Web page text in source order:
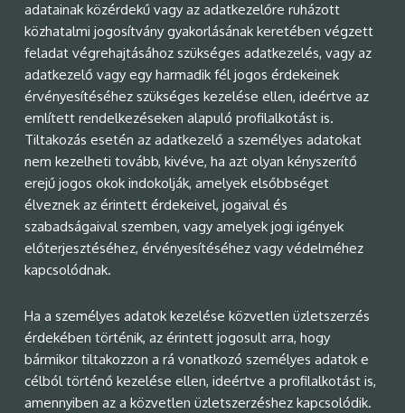
adatainak közérdekű vagy az adatkezelőre ruházott
közhatalmi jogosítvány gyakorlásának keretében végzett
feladat végrehajtásához szükséges adatkezelés, vagy az
adatkezelő vagy egy harmadik fél jogos érdekeinek
érvényesítéséhez szükséges kezelése ellen, ideértve az
említett rendelkezéseken alapuló profilalkotást is.
Tiltakozás esetén az adatkezelő a személyes adatokat
nem kezelheti tovább, kivéve, ha azt olyan kényszerítő
erejű jogos okok indokolják, amelyek elsőbbséget
élveznek az érintett érdekeivel, jogaival és
szabadságaival szemben, vagy amelyek jogi igények
előterjesztéséhez, érvényesítéséhez vagy védelméhez
kapcsolódnak.
Ha a személyes adatok kezelése közvetlen üzletszerzés
érdekében történik, az érintett jogosult arra, hogy
bármikor tiltakozzon a rá vonatkozó személyes adatok e
célból történő kezelése ellen, ideértve a profilalkotást is,
amennyiben az a közvetlen üzletszerzéshez kapcsolódik.